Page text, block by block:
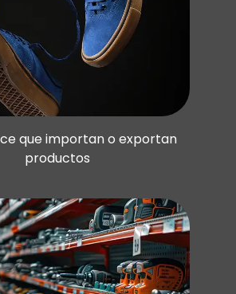
que importan o exportan
productos